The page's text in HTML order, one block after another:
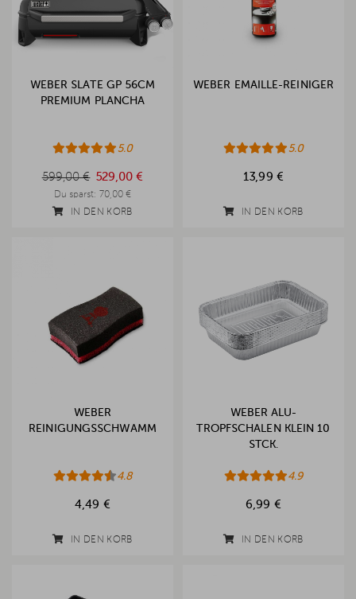
WEBER SLATE GP 56CM
PREMIUM PLANCHA
5.0
599,00 € 529,00 €
Du sparst: 70,00 €
IN DEN KORB
WEBER EMAILLE-REINIGER
5.0
13,99 €
IN DEN KORB
WEBER
REINIGUNGSSCHWAMM
4.8
4,49 €
IN DEN KORB
WEBER ALU-
TROPFSCHALEN KLEIN 10
STCK.
4.9
6,99 €
IN DEN KORB